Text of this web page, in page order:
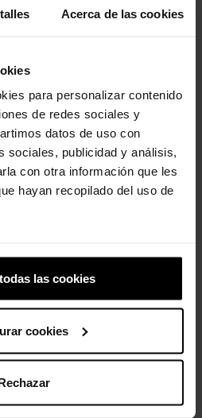
Acerca de las cookies
para personalizar contenido
de redes sociales y
datos de uso con
sociales, publicidad y análisis,
con otra información que les
hayan recopilado del uso de
las cookies
cookies
Batería
4,99 € 3,99 €